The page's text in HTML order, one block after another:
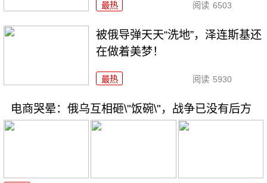
最热 阅读 6503
被俄导弹天天“洗地”，泽连斯基还
在做着美梦！
最热 阅读 5930
电商哭晕：俄乌互相砸\"饭碗\"，战争已没有后方